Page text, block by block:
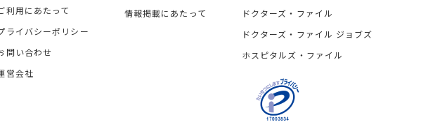
利用にあたって
ライバシーポリシー
問い合わせ
営会社
情報掲載にあたって
ドクターズ・ファイル
ドクターズ・ファイル ジョブズ
ホスピタルズ・ファイル